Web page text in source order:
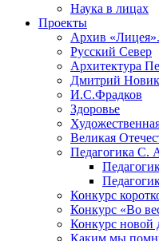
Наука в лицах
Проекты
Архив
Русский Север
Архитектура
Дмитрий
И.С.Фрадков
Здоровье
Великая
Педагогика С.
Конкурс
Конкурс «Во
Конкурс новой